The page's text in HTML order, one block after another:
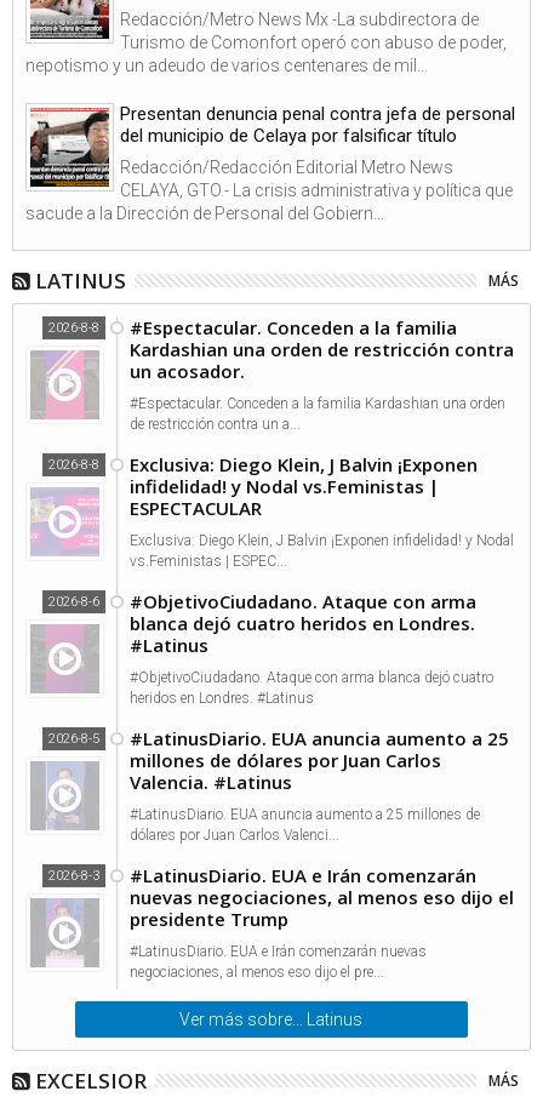
Redacción/Metro News Mx -La subdirectora de
Turismo de Comonfort operó con abuso de poder,
nepotismo y un adeudo de varios centenares de mil...
Presentan denuncia penal contra jefa de personal
del municipio de Celaya por falsificar título
Redacción/Redacción Editorial Metro News
CELAYA, GTO.- La crisis administrativa y política que
sacude a la Dirección de Personal del Gobiern...
LATINUS MÁS
#Espectacular. Conceden a la familia
Kardashian una orden de restricción contra
un acosador.
2026-8-8
#Espectacular. Conceden a la familia Kardashian una orden
de restricción contra un a...
Exclusiva: Diego Klein, J Balvin ¡Exponen
infidelidad! y Nodal vs.Feministas |
ESPECTACULAR
2026-8-8
Exclusiva: Diego Klein, J Balvin ¡Exponen infidelidad! y Nodal
vs.Feministas | ESPEC...
#ObjetivoCiudadano. Ataque con arma
blanca dejó cuatro heridos en Londres.
#Latinus
2026-8-6
#ObjetivoCiudadano. Ataque con arma blanca dejó cuatro
heridos en Londres. #Latinus
#LatinusDiario. EUA anuncia aumento a 25
millones de dólares por Juan Carlos
Valencia. #Latinus
2026-8-5
#LatinusDiario. EUA anuncia aumento a 25 millones de
dólares por Juan Carlos Valenci...
#LatinusDiario. EUA e Irán comenzarán
nuevas negociaciones, al menos eso dijo el
presidente Trump
2026-8-3
#LatinusDiario. EUA e Irán comenzarán nuevas
negociaciones, al menos eso dijo el pre...
Ver más sobre... Latinus
EXCELSIOR MÁS